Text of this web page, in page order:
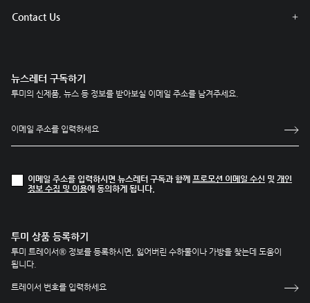
Contact Us
뉴스레터 구독하기
투미의 신제품, 뉴스 등 정보를 받아보실 이메일 주소를 남겨주세요.
이메일 주소를 입력하시면 뉴스레터 구독과 함께 프로모션 이메일 수신 및 개인
정보 수집 및 이용에 동의하게 됩니다.
투미 상품 등록하기
투미 트레이서® 정보를 등록하시면, 잃어버린 수하물이나 가방을 찾는데 도움이
됩니다.